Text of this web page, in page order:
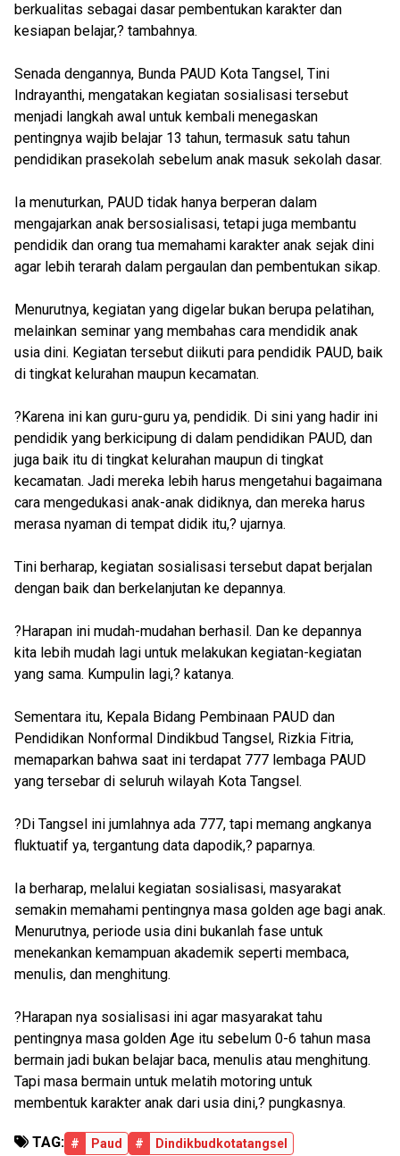
berkualitas sebagai dasar pembentukan karakter dan
kesiapan belajar,? tambahnya.
Senada dengannya, Bunda PAUD Kota Tangsel, Tini
Indrayanthi, mengatakan kegiatan sosialisasi tersebut
menjadi langkah awal untuk kembali menegaskan
pentingnya wajib belajar 13 tahun, termasuk satu tahun
pendidikan prasekolah sebelum anak masuk sekolah dasar.
Ia menuturkan, PAUD tidak hanya berperan dalam
mengajarkan anak bersosialisasi, tetapi juga membantu
pendidik dan orang tua memahami karakter anak sejak dini
agar lebih terarah dalam pergaulan dan pembentukan sikap.
Menurutnya, kegiatan yang digelar bukan berupa pelatihan,
melainkan seminar yang membahas cara mendidik anak
usia dini. Kegiatan tersebut diikuti para pendidik PAUD, baik
di tingkat kelurahan maupun kecamatan.
?Karena ini kan guru-guru ya, pendidik. Di sini yang hadir ini
pendidik yang berkicipung di dalam pendidikan PAUD, dan
juga baik itu di tingkat kelurahan maupun di tingkat
kecamatan. Jadi mereka lebih harus mengetahui bagaimana
cara mengedukasi anak-anak didiknya, dan mereka harus
merasa nyaman di tempat didik itu,? ujarnya.
Tini berharap, kegiatan sosialisasi tersebut dapat berjalan
dengan baik dan berkelanjutan ke depannya.
?Harapan ini mudah-mudahan berhasil. Dan ke depannya
kita lebih mudah lagi untuk melakukan kegiatan-kegiatan
yang sama. Kumpulin lagi,? katanya.
Sementara itu, Kepala Bidang Pembinaan PAUD dan
Pendidikan Nonformal Dindikbud Tangsel, Rizkia Fitria,
memaparkan bahwa saat ini terdapat 777 lembaga PAUD
yang tersebar di seluruh wilayah Kota Tangsel.
?Di Tangsel ini jumlahnya ada 777, tapi memang angkanya
fluktuatif ya, tergantung data dapodik,? paparnya.
Ia berharap, melalui kegiatan sosialisasi, masyarakat
semakin memahami pentingnya masa golden age bagi anak.
Menurutnya, periode usia dini bukanlah fase untuk
menekankan kemampuan akademik seperti membaca,
menulis, dan menghitung.
?Harapan nya sosialisasi ini agar masyarakat tahu
pentingnya masa golden Age itu sebelum 0-6 tahun masa
bermain jadi bukan belajar baca, menulis atau menghitung.
Tapi masa bermain untuk melatih motoring untuk
membentuk karakter anak dari usia dini,? pungkasnya.
TAG: # Paud # Dindikbudkotatangsel